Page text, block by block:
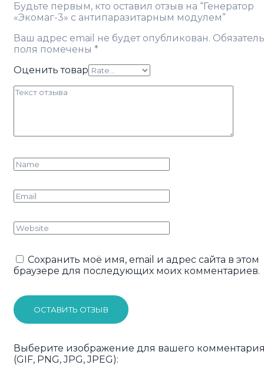
Будьте первым, кто оставил отзыв на “Генератор
«Экомаг-3» с антипаразитарным модулем”
Ваш адрес email не будет опубликован.
поля помечены *
Оценить товар
Сохранить моё имя, email и адрес сайта в этом
браузере для последующих моих комментариев.
ОСТАВИТЬ ОТЗЫВ
Выберите изображение для вашего
(GIF, PNG, JPG, JPEG):